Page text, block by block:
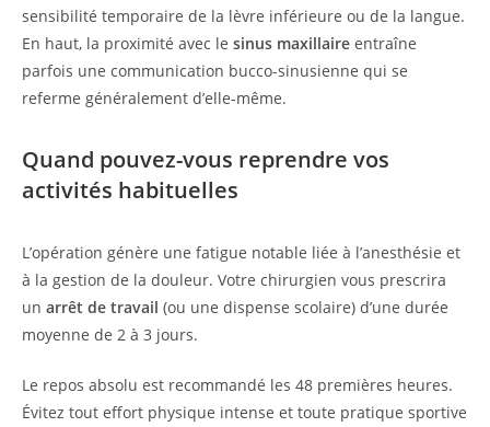
sensibilité temporaire de la lèvre inférieure ou de la langue.
En haut, la proximité avec le sinus maxillaire entraîne
parfois une communication bucco-sinusienne qui se
referme généralement d’elle-même.
Quand pouvez-vous reprendre vos
activités habituelles
L’opération génère une fatigue notable liée à l’anesthésie et
à la gestion de la douleur. Votre chirurgien vous prescrira
un arrêt de travail (ou une dispense scolaire) d’une durée
moyenne de 2 à 3 jours.
Le repos absolu est recommandé les 48 premières heures.
Évitez tout effort physique intense et toute pratique sportive